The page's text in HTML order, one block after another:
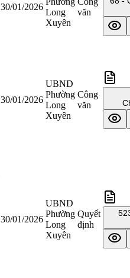
30/01/2026
Long
Xuyên
văn
30/01/2026
UBND
Phường
Long
Xuyên
Công
văn
30/01/2026
UBND
Phường
Long
Xuyên
Quyết
định